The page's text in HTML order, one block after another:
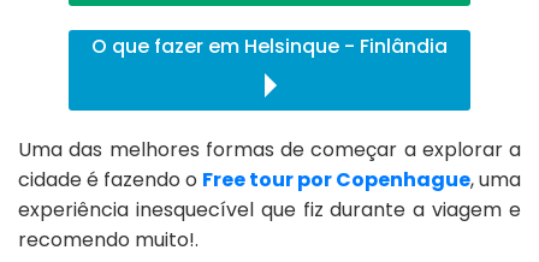
O que fazer em Helsinque - Finlândia
Uma das melhores formas de começar a explorar a
cidade é fazendo o Free tour por Copenhague, uma
experiência inesquecível que fiz durante a viagem e
recomendo muito!.